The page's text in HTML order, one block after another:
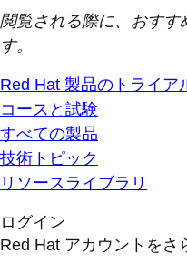
閲覧される際に、おすす
す。
Red Hat 製品のトライア
コースと試験
すべての製品
技術トピック
リソースライブラリ
ログイン
Red Hat アカウントをさ